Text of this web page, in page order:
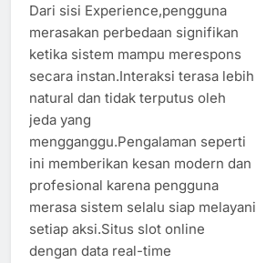
Dari sisi Experience,pengguna
merasakan perbedaan signifikan
ketika sistem mampu merespons
secara instan.Interaksi terasa lebih
natural dan tidak terputus oleh
jeda yang
mengganggu.Pengalaman seperti
ini memberikan kesan modern dan
profesional karena pengguna
merasa sistem selalu siap melayani
setiap aksi.Situs slot online
dengan data real-time